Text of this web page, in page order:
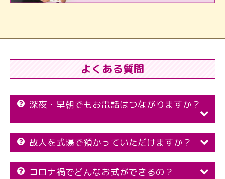
よくある質問
深夜・早朝でもお電話はつながりますか？
故人を式場で預かっていただけますか？
コロナ禍でどんなお式ができるの？